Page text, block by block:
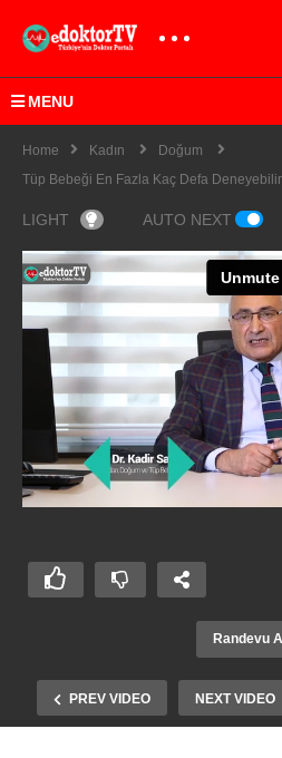
MENU
Home Kadın
Doğum
Tüp Bebeği En Fazla Kaç Defa
LIGHT AUTO NEXT
Randevu Al
PREV VIDEO NEXT VIDEO